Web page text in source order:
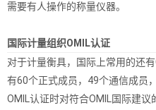
需要有人操作的称量仪器。
国际计量组织OMIL认证
对于计量衡具，国际上常用的还
有60个正式成员，49个通信成员
OMIL认证时对符合OMIL国际建